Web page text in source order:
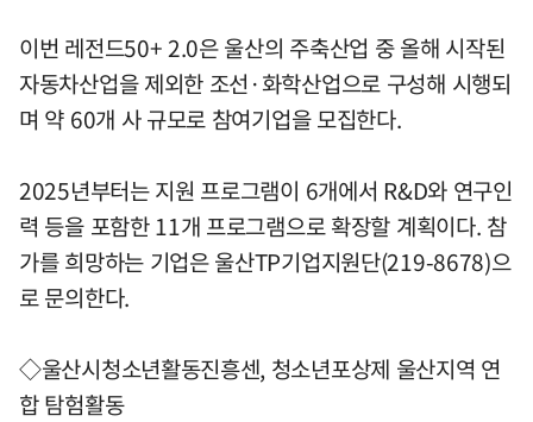
이번 레전드50+ 2.0은 울산의 주축산업 중 올해 시작된
자동차산업을 제외한 조선·화학산업으로 구성해 시행되
며 약 60개 사 규모로 참여기업을 모집한다.
2025년부터는 지원 프로그램이 6개에서 R&D와 연구인
력 등을 포함한 11개 프로그램으로 확장할 계획이다. 참
가를 희망하는 기업은 울산TP기업지원단(219-8678)으
로 문의한다.
◇울산시청소년활동진흥센, 청소년포상제 울산지역 연
합 탐험활동